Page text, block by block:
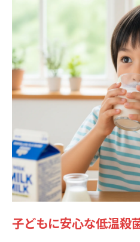
子どもに安心な低温殺